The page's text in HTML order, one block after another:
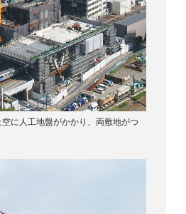
に人工地盤がかかり、両敷地がつ